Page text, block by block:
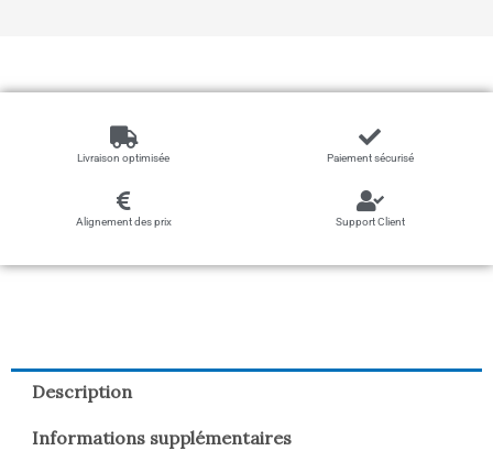
Livraison optimisée Paiement sécurisé
Alignement des prix Support Client
Description
Informations supplémentaires